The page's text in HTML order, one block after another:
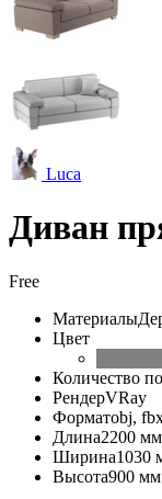
Luca
Диван
Free
Материалы
Цвет
Количество
РендерVRay
Форматobj,
Длина2200 мм
Ширина1030
Высота900 мм